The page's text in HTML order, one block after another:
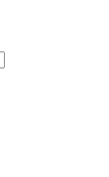
Escape